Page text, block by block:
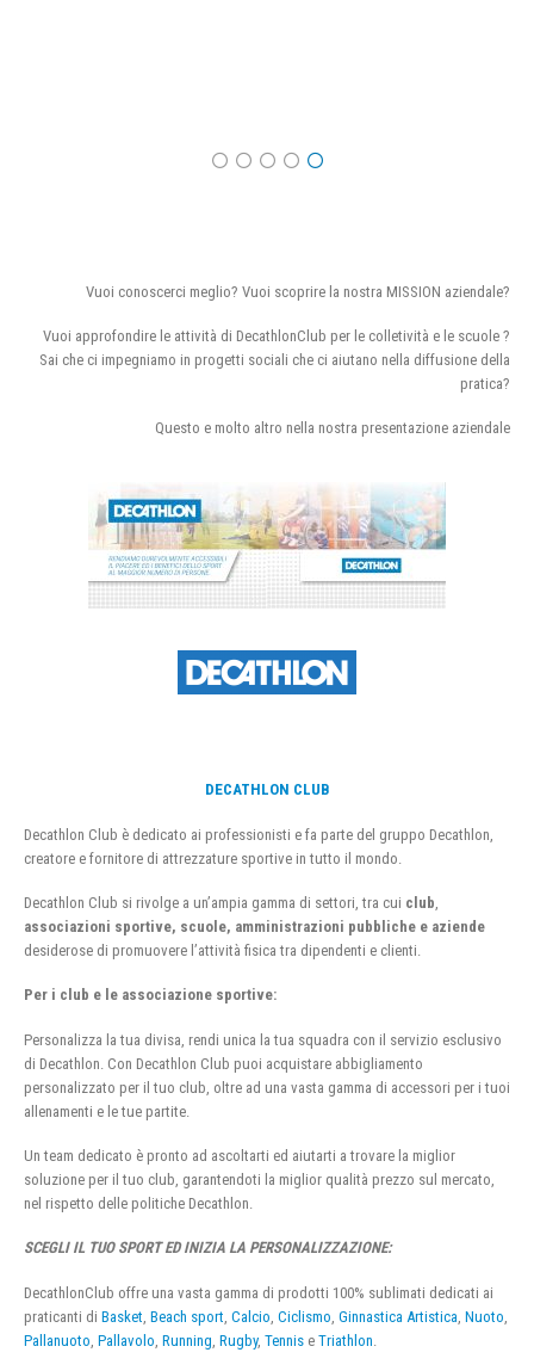
Vuoi conoscerci meglio? Vuoi scoprire la nostra MISSION aziendale?
Vuoi approfondire le attività di DecathlonClub per le colletività e le scuole ?
Sai che ci impegniamo in progetti sociali che ci aiutano nella diffusione della
pratica?
Questo e molto altro nella nostra presentazione aziendale
DECATHLON CLUB
Decathlon Club è dedicato ai professionisti e fa parte del gruppo Decathlon,
creatore e fornitore di attrezzature sportive in tutto il mondo.
Decathlon Club si rivolge a un’ampia gamma di settori, tra cui club
associazioni sportive, scuole, amministrazioni pubbliche e aziende
desiderose di promuovere l’attività fisica tra dipendenti e clienti.
Per i club e le associazione sportive:
Personalizza la tua divisa, rendi unica la tua squadra con il servizio esclusivo
di Decathlon. Con Decathlon Club puoi acquistare abbigliamento
personalizzato per il tuo club, oltre ad una vasta gamma di accessori per i tuoi
allenamenti e le tue partite.
Un team dedicato è pronto ad ascoltarti ed aiutarti a trovare la miglior
soluzione per il tuo club, garantendoti la miglior qualità prezzo sul mercato,
nel rispetto delle politiche Decathlon.
SCEGLI IL TUO SPORT ED INIZIA LA PERSONALIZZAZIONE:
DecathlonClub offre una vasta gamma di prodotti 100% sublimati dedicati ai
praticanti di Basket Beach sport Calcio Ciclismo Ginnastica Artistica Nuoto
Pallanuoto Pallavolo Running Rugby, Tennis e Triathlon